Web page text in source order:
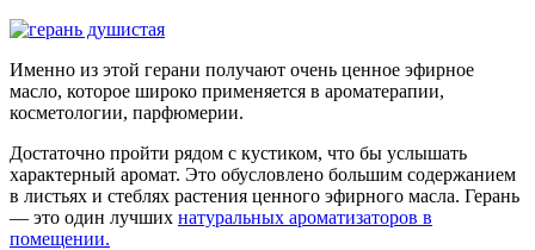
Именно из этой герани получают очень ценное эфирное
масло, которое широко применяется в ароматерапии,
косметологии, парфюмерии.
Достаточно пройти рядом с кустиком, что бы услышать
характерный аромат. Это обусловлено большим содержанием
в листьях и стеблях растения ценного эфирного масла. Герань
— это один лучших натуральных ароматизаторов в
помещении.